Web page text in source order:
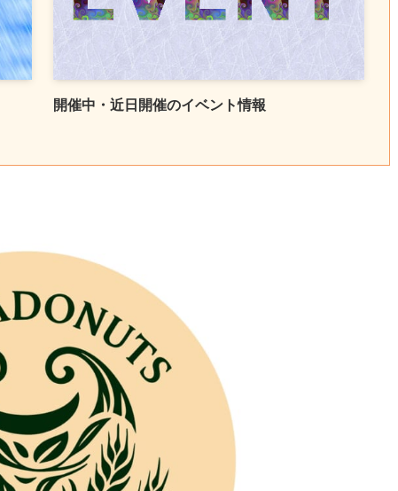
開催中・近日開催のイベント情報